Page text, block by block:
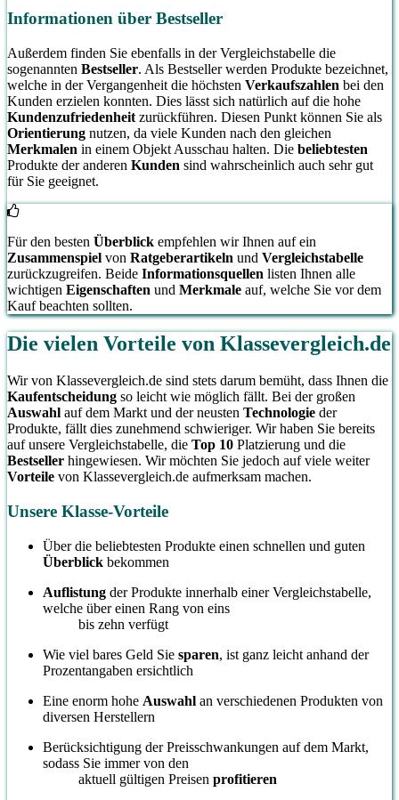
Informationen über Bestseller
Außerdem finden Sie ebenfalls in der Vergleichstabelle die
sogenannten Bestseller. Als Bestseller werden Produkte bezeichnet,
welche in der Vergangenheit die höchsten Verkaufszahlen bei den
Kunden erzielen konnten. Dies lässt sich natürlich auf die hohe
Kundenzufriedenheit zurückführen. Diesen Punkt können Sie als
Orientierung nutzen, da viele Kunden nach den gleichen
Merkmalen in einem Objekt Ausschau halten. Die beliebtesten
Produkte der anderen Kunden sind wahrscheinlich auch sehr gut
für Sie geeignet.
Für den besten Überblick empfehlen wir Ihnen auf ein
Zusammenspiel von Ratgeberartikeln und Vergleichstabelle
zurückzugreifen. Beide Informationsquellen listen Ihnen alle
wichtigen Eigenschaften und Merkmale auf, welche Sie vor dem
Kauf beachten sollten.
Die vielen Vorteile von Klassevergleich.de
Wir von Klassevergleich.de sind stets darum bemüht, dass Ihnen die
Kaufentscheidung so leicht wie möglich fällt. Bei der großen
Auswahl auf dem Markt und der neusten Technologie der
Produkte, fällt dies zunehmend schwieriger. Wir haben Sie bereits
auf unsere Vergleichstabelle, die Top 10 Platzierung und die
Bestseller hingewiesen. Wir möchten Sie jedoch auf viele weiter
Vorteile von Klassevergleich.de aufmerksam machen.
Unsere Klasse-Vorteile
Über die beliebtesten Produkte einen schnellen und guten
Überblick bekommen
Auflistung der Produkte innerhalb einer Vergleichstabelle,
welche über einen Rang von eins
bis zehn verfügt
Wie viel bares Geld Sie sparen, ist ganz leicht anhand der
Prozentangaben ersichtlich
Eine enorm hohe Auswahl an verschiedenen Produkten von
diversen Herstellern
Berücksichtigung der Preisschwankungen auf dem Markt,
sodass Sie immer von den
aktuell gültigen Preisen profitieren